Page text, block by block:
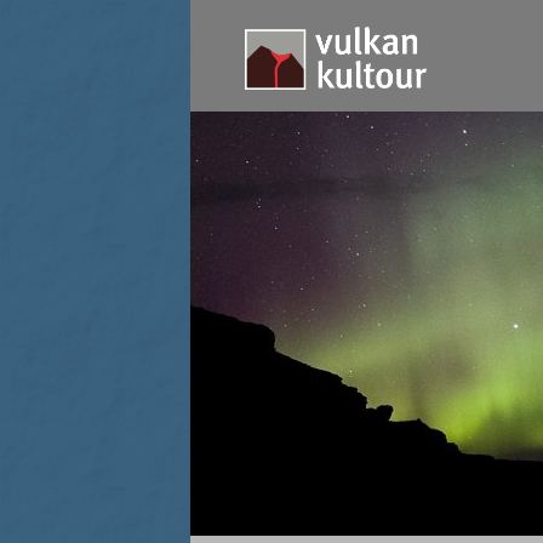
Nordlichter über den